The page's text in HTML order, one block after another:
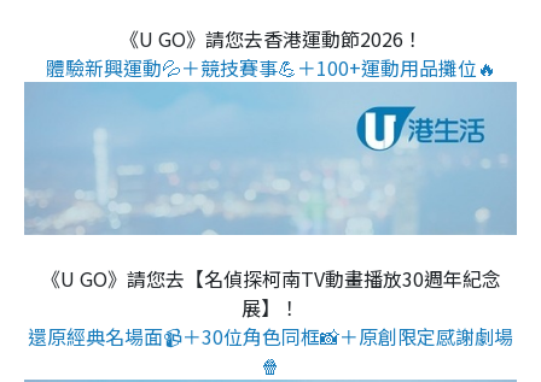
《U GO》請您去香港運動節2026！
體驗新興運動💦＋競技賽事💪＋100+運動用品攤位🔥
《U GO》請您去【名偵探柯南TV動畫播放30週年紀念
展】！
還原經典名場面📹＋30位角色同框📸＋原創限定感謝劇場
🍿